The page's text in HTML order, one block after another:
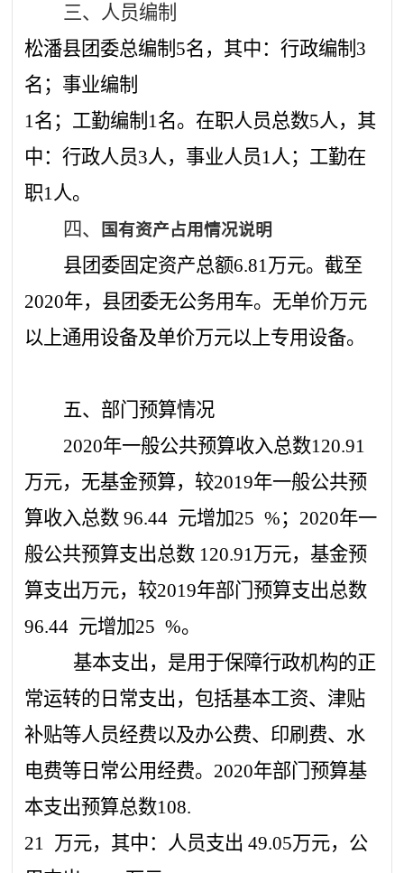
三、人员编制
松潘县团委总编制 5名，其中：行政编制 3
名；事业编制
1 名；工勤编制 1 名。在职人员总数5人，其
中：行政人员3人，事业人员1 人；工勤在
职1 人。
四、
国有资产占用情况说明
县团委固定资产总额6.81万元。截至
2020年，县团委无公务用车。无单价万元
以上通用设备及单价万元以上专用设备。
五、部门预算情况
2020年一般公共预算收入总数120.91
万元，无基金预算，较2019年一般公共预
算收入总数96.44 元增加25 %；2020年一
般公共预算支出总数 120.91 万元，基金预
算支出万元，较2019年部门预算支出总数
96.44 元增加25 %。
基本支出，是用于保障行政机构的正
常运转的日常支出，包括基本工资、津贴
补贴等人员经费以及办公费、印刷费、水
电费等日常公用经费。 2020年部门预算基
本支出预算总数108.
21
万元，其中：人员支出 49.05万元，公